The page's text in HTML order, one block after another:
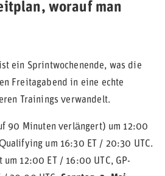
worauf man
ein Sprintwochenende, was die
Freitagabend in eine echte
Trainings verwandelt.
90 Minuten verlängert) um 12:00
um 16:30 ET / 20:30 UTC.
um 12:00 ET / 16:00 UTC, GP-